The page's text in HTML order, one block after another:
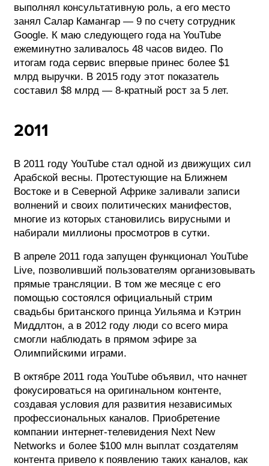
выполнял консультативную роль, а его место
занял Салар Камангар — 9 по счету сотрудник
Google. К маю следующего года на YouTube
ежеминутно заливалось 48 часов видео. По
итогам года сервис впервые принес более $1
млрд выручки. В 2015 году этот показатель
составил $8 млрд — 8-кратный рост за 5 лет.
2011
В 2011 году YouTube стал одной из движущих сил
Арабской весны. Протестующие на Ближнем
Востоке и в Северной Африке заливали записи
волнений и своих политических манифестов,
многие из которых становились вирусными и
набирали миллионы просмотров в сутки.
В апреле 2011 года запущен функционал YouTube
Live, позволивший пользователям организовывать
прямые трансляции. В том же месяце с его
помощью состоялся официальный стрим
свадьбы британского принца Уильяма и Кэтрин
Миддлтон, а в 2012 году люди со всего мира
смогли наблюдать в прямом эфире за
Олимпийскими играми.
В октябре 2011 года YouTube объявил, что начнет
фокусироваться на оригинальном контенте,
создавая условия для развития независимых
профессиональных каналов. Приобретение
компании интернет-телевидения Next New
Networks и более $100 млн выплат создателям
контента привело к появлению таких каналов, как